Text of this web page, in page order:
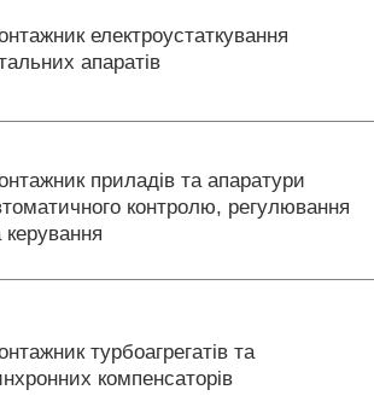
електроустаткування
апаратів
приладів та апаратури
контролю, регулювання
керування
турбоагрегатів та
компенсаторів